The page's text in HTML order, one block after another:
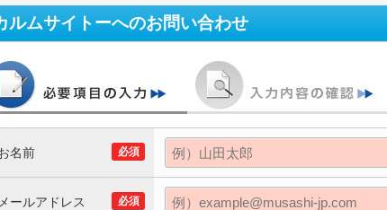
ルムサイトーへのお問い合わせ
必須
名前
必須
メールアドレス